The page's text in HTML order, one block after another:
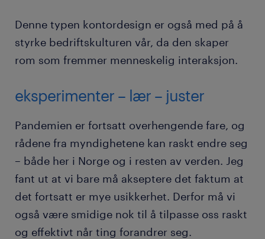
Denne typen kontordesign er også med på å
styrke bedriftskulturen vår, da den skaper
rom som fremmer menneskelig interaksjon.
eksperimenter – lær – juster
Pandemien er fortsatt overhengende fare, og
rådene fra myndighetene kan raskt endre seg
– både her i Norge og i resten av verden. Jeg
fant ut at vi bare må akseptere det faktum at
det fortsatt er mye usikkerhet. Derfor må vi
også være smidige nok til å tilpasse oss raskt
og effektivt når ting forandrer seg.